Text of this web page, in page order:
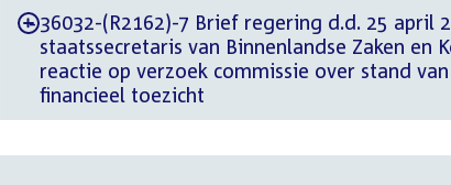
-36032-(R2162)-7 Brief regering d.d. 25 april
staatssecretaris van Binnenlandse Zaken
reactie op verzoek commissie over stand
financieel toezicht